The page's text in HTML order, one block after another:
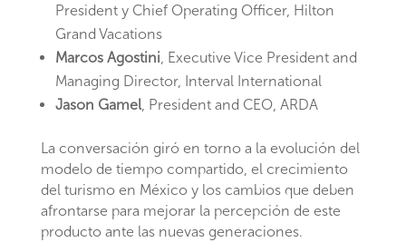
President y Chief Operating Officer, Hilton
Grand Vacations
Marcos Agostini, Executive Vice President and
Managing Director, Interval International
Jason Gamel, President and CEO, ARDA
La conversación giró en torno a la evolución del
modelo de tiempo compartido, el crecimiento
del turismo en México y los cambios que deben
afrontarse para mejorar la percepción de este
producto ante las nuevas generaciones.